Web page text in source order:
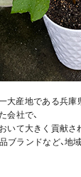
大産地である兵庫
会社で、
いて大きく貢献さ
ブランドなど、地